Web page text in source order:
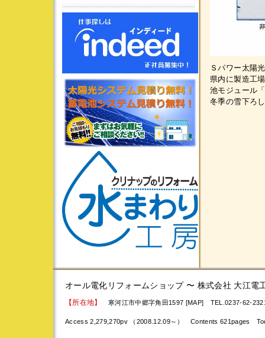
Ｓパワー太陽
県内に製造工
池モジュール
冬季の雪下ろ
オール電化リフォームショップ 〜 株式会社 大江電
【所在地】 寒河江市中郷字角田1597 [MAP] TEL.0237-62-
Access 2,279,270pv （2008.12.09～） Contents 621pages